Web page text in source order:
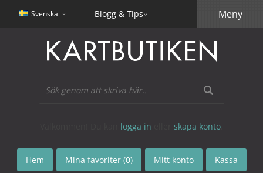
Svenska Blogg & Tips
logga in skapa konto
Hem Mina favoriter (0) Mitt konto Kassa
Meny